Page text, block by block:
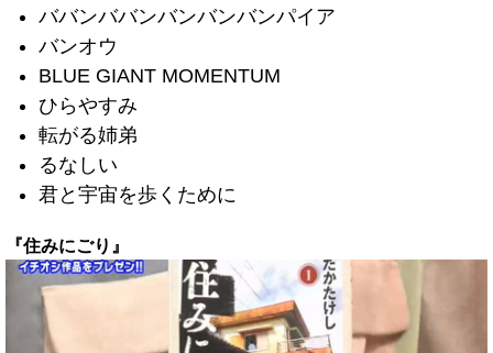
ババンババンバンバンバンパイア
バンオウ
BLUE GIANT MOMENTUM
ひらやすみ
転がる姉弟
るなしい
君と宇宙を歩くために
『住みにごり』